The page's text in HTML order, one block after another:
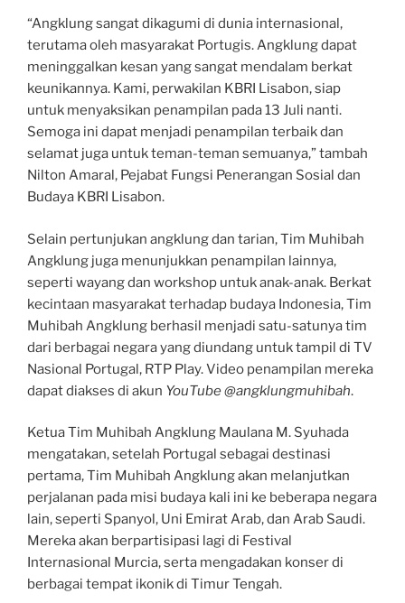
“Angklung sangat dikagumi di dunia internasional,
terutama oleh masyarakat Portugis. Angklung dapat
meninggalkan kesan yang sangat mendalam berkat
keunikannya. Kami, perwakilan KBRI Lisabon, siap
untuk menyaksikan penampilan pada 13 Juli nanti.
Semoga ini dapat menjadi penampilan terbaik dan
selamat juga untuk teman-teman semuanya,” tambah
Nilton Amaral, Pejabat Fungsi Penerangan Sosial dan
Budaya KBRI Lisabon.
Selain pertunjukan angklung dan tarian, Tim Muhibah
Angklung juga menunjukkan penampilan lainnya,
seperti wayang dan workshop untuk anak-anak. Berkat
kecintaan masyarakat terhadap budaya Indonesia, Tim
Muhibah Angklung berhasil menjadi satu-satunya tim
dari berbagai negara yang diundang untuk tampil di TV
Nasional Portugal, RTP Play. Video penampilan mereka
dapat diakses di akun YouTube@angklungmuhibah.
Ketua Tim Muhibah Angklung Maulana M. Syuhada
mengatakan, setelah Portugal sebagai destinasi
pertama, Tim Muhibah Angklung akan melanjutkan
perjalanan pada misi budaya kali ini ke beberapa negara
lain, seperti Spanyol, Uni Emirat Arab, dan Arab Saudi.
Mereka akan berpartisipasi lagi di Festival
Internasional Murcia, serta mengadakan konser di
berbagai tempat ikonik di Timur Tengah.